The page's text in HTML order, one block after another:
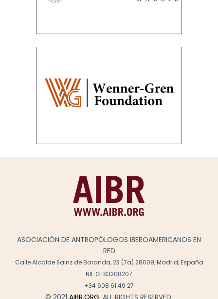
ASOCIACIÓN DE ANTROPÓLOGOS IBEROAMERICANOS EN
RED
Calle Alcalde Sainz de Baranda, 23 (7a) 28009, Madrid, España
NIF.G-83208207
+34 608 61 49 27
© 2021 AIBR.ORG. ALL RIGHTS RESERVED.